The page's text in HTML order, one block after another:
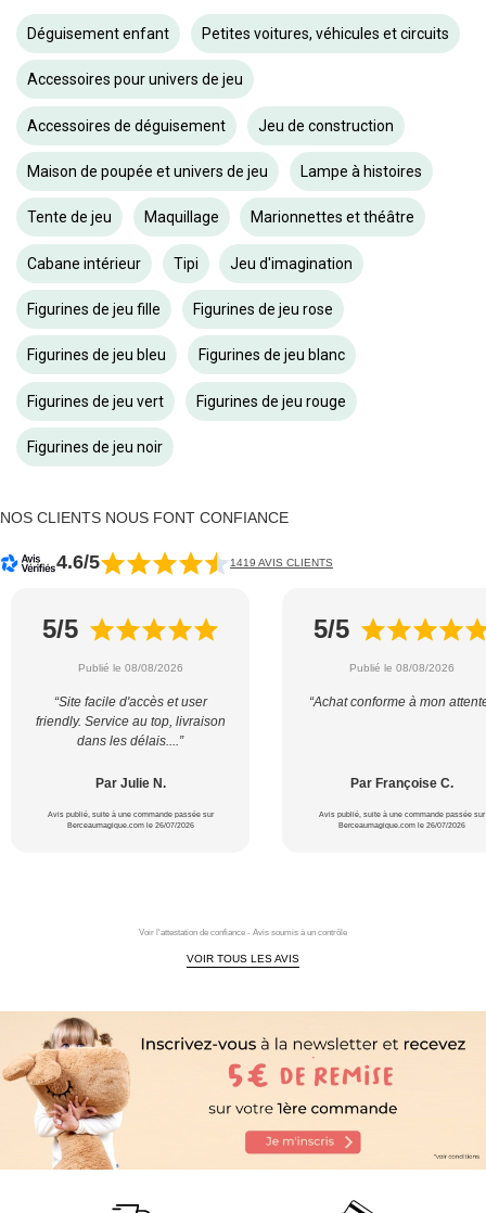
Déguisement enfant Petites voitures, véhicules et circuits
Accessoires pour univers de jeu
Accessoires de déguisement Jeu de construction
Maison de poupée et univers de jeu Lampe à histoires
Tente de jeu Maquillage Marionnettes et théâtre
Cabane intérieur Tipi Jeu d'imagination
Figurines de jeu fille Figurines de jeu rose
Figurines de jeu bleu Figurines de jeu blanc
Figurines de jeu vert Figurines de jeu rouge
Figurines de jeu noir
NOS CLIENTS NOUS FONT CONFIANCE
4.6/5 1419 AVIS CLIENTS
5/5
Publié le 08/08/2026
“Site facile d'accès et user
friendly. Service au top, livraison
dans les délais....”
Par Julie N.
Avis publié, suite à une commande passée sur
Berceaumagique.com le 26/07/2026
5/5
Publié le 08/08/2026
“Achat conforme à mon
Par Françoise C.
Avis publié, suite à une commande passée sur
Berceaumagique.com le 26/07/2026
Voir l'attestation de confiance - Avis soumis à un contrôle
VOIR TOUS LES AVIS